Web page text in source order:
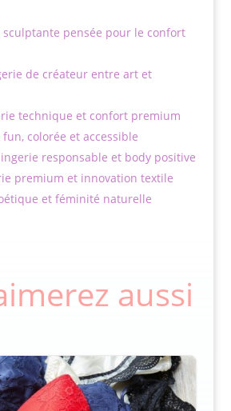
sculptante pensée pour le confort
de créateur entre art et
technique et confort premium
colorée et accessible
responsable et body positive
premium et innovation textile
et féminité naturelle
aussi